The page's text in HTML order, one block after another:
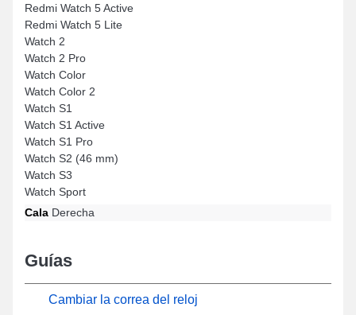
Redmi Watch 5 Active
Redmi Watch 5 Lite
Watch 2
Watch 2 Pro
Watch Color
Watch Color 2
Watch S1
Watch S1 Active
Watch S1 Pro
Watch S2 (46 mm)
Watch S3
Watch Sport
Cala Derecha
Guías
Cambiar la correa del reloj